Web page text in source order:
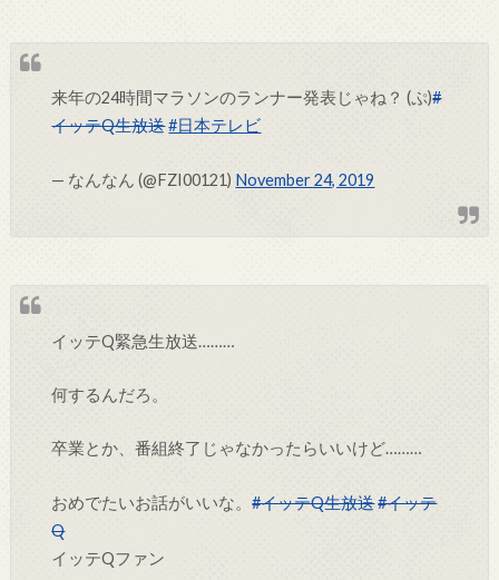
来年の24時間マラソンのランナー発表じゃね？ (ぷ)#
イッテQ生放送#日本テレビ
— なんなん (@FZI00121) November 24, 2019
イッテQ緊急生放送………
何するんだろ。
卒業とか、番組終了じゃなかったらいいけど………
おめでたいお話がいいな。#イッテQ生放送#イッテ
Q
イッテQファン